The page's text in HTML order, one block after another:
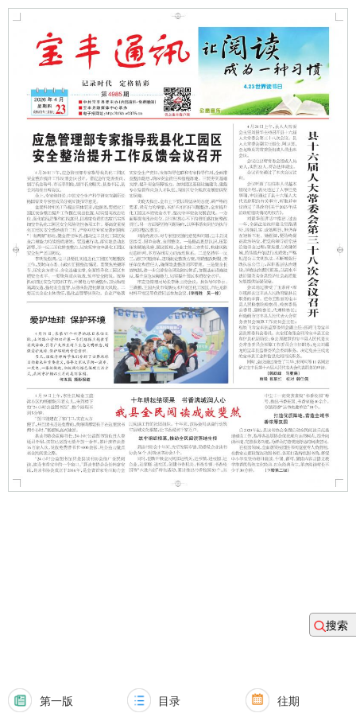
第一版 目录 往期
搜索